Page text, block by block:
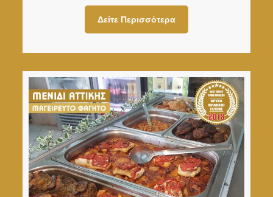
Δείτε Περισσότερα